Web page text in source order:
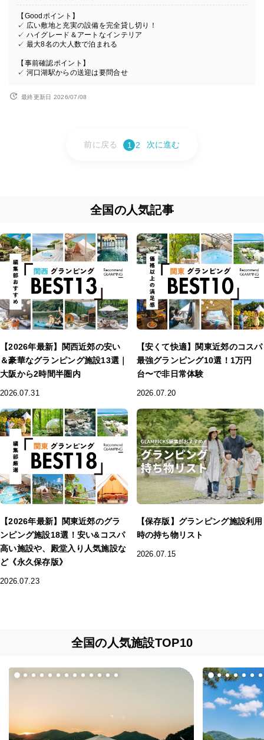
【Goodポイント】
✓ 広い敷地と充実の設備を完全貸し切り！
✓ ハイグレード＆アートなインテリア
✓ 最大8名の大人数で泊まれる
【事前確認ポイント】
✓ 河口湖駅からの送迎は要問合せ
最終更新日 2026/07/08
前に戻る 1 2 次に進む
全国の人気記事
【2026年最新】関西近郊の安い
＆豪華なグランピング施設13選｜
大阪から2時間半圏内
2026.07.31
【安くて快適】関東近郊のコスパ
最強グランピング10選！1万円
台〜で非日常体験
2026.07.20
【2026年最新】関東近郊のグラ
ンピング施設18選！安い&コスパ
高い施設や、殿堂入り人気施設な
ど《永久保存版》
2026.07.23
【保存版】グランピング施設利用
時の持ち物リスト
2026.07.15
全国の人気施設TOP10